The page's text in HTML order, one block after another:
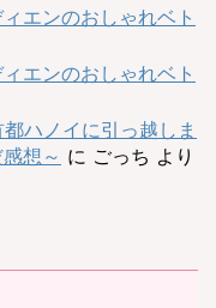
エンのおしゃれベト
エンのおしゃれベト
ハノイに引っ越しま
想～ に ごっち より